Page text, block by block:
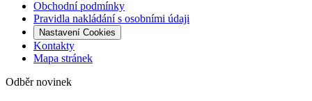
Obchodní podmínky
Pravidla nakládání s osobními údaji
Nastavení Cookies
Kontakty
Mapa stránek
Odběr novinek